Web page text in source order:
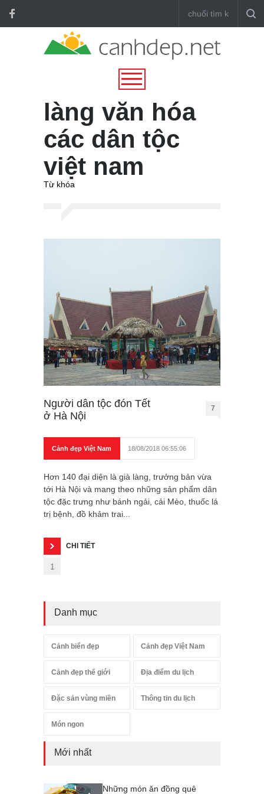
làng văn hóa
các dân tộc
việt nam
Từ khóa
Người dân tộc đón Tết
ở Hà Nội
7
Cảnh đẹp Việt Nam 18/08/2018 06:55:06
Hơn 140 đại diện là già làng, trưởng bản vừa
tới Hà Nội và mang theo những sản phẩm dân
tộc đặc trưng như bánh ngải, cải Mèo, thuốc lá
trị bệnh, đồ khảm trai...
CHI TIẾT
1
Danh mục
Cảnh biển đẹp Cảnh đẹp Việt Nam
Cảnh đẹp thế giới Địa điểm du lịch
Đặc sản vùng miền Thông tin du lịch
Món ngon
Mới nhất
Những món ăn đồng quê